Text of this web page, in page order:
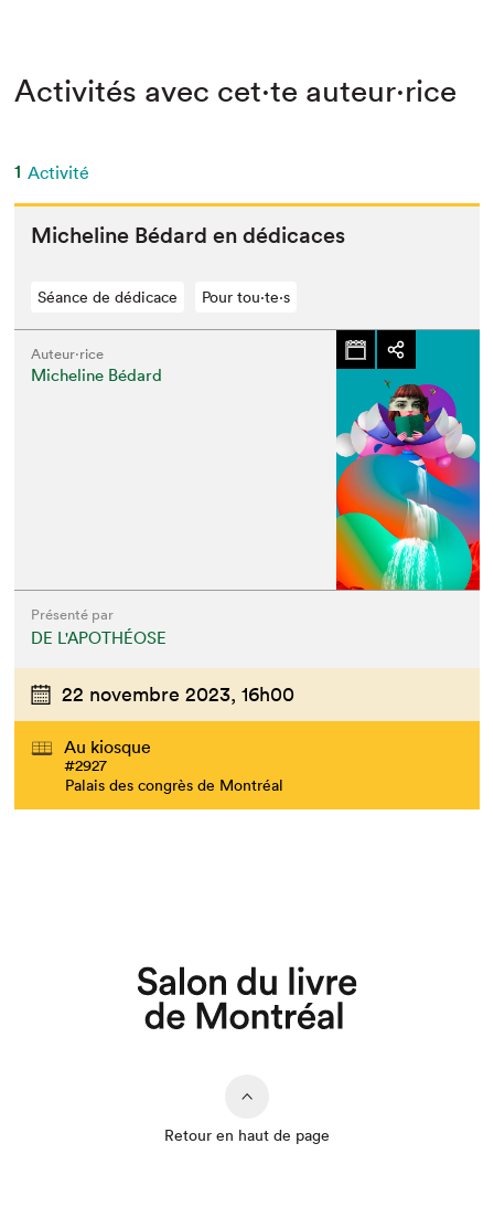
Activités avec cet·te auteur·rice
1 Activité
Miche­line Bédard en dédicaces
Séance de dédicace Pour tou⋅te⋅s
Auteur·rice
Micheline Bédard
Présenté par
DE L'APOTHÉOSE
22 novembre 2023, 16h00
Au kiosque
#2927
Palais des congrès de Montréal
Retour en haut de page